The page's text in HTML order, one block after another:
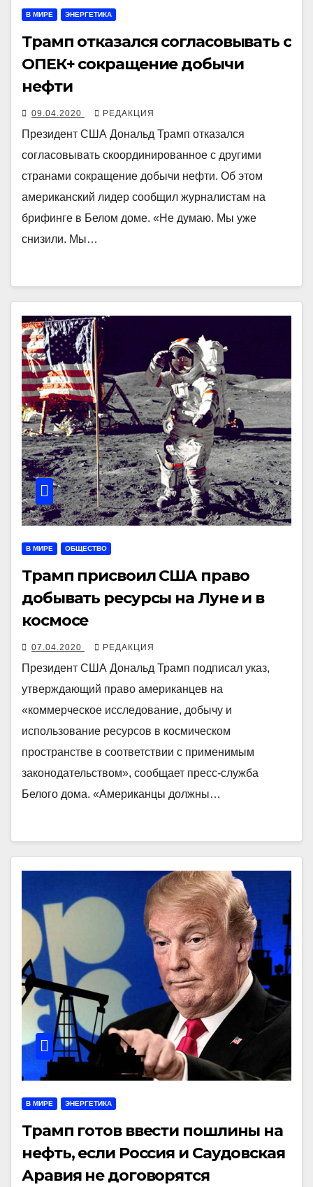
В МИРЕ ЭНЕРГЕТИКА
Трамп отказался согласовывать с
ОПЕК+ сокращение добычи
нефти
09.04.2020 РЕДАКЦИЯ
Президент США Дональд Трамп отказался
согласовывать скоординированное с другими
странами сокращение добычи нефти. Об этом
американский лидер сообщил журналистам на
брифинге в Белом доме. «Не думаю. Мы уже
снизили. Мы…
В МИРЕ ОБЩЕСТВО
Трамп присвоил США право
добывать ресурсы на Луне и в
космосе
07.04.2020 РЕДАКЦИЯ
Президент США Дональд Трамп подписал указ,
утверждающий право американцев на
«коммерческое исследование, добычу и
использование ресурсов в космическом
пространстве в соответствии с применимым
законодательством», сообщает пресс-служба
Белого дома. «Американцы должны…
В МИРЕ ЭНЕРГЕТИКА
Трамп готов ввести пошлины на
нефть, если Россия и Саудовская
Аравия не договорятся